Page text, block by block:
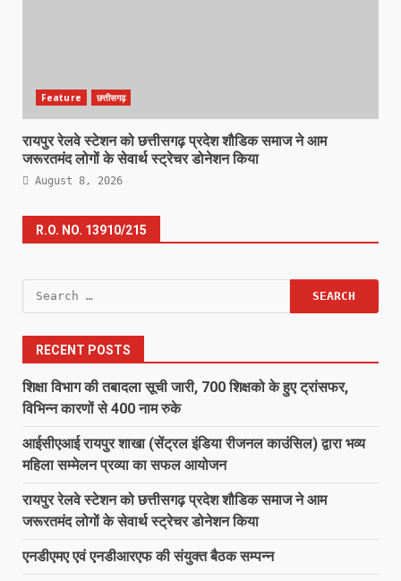
Feature छत्तीसगढ़
रायपुर रेलवे स्टेशन को छत्तीसगढ़ प्रदेश शौडिक समाज ने आम
जरूरतमंद लोगों के सेवार्थ स्ट्रेचर डोनेशन किया
August 8, 2026
R.O. NO. 13910/215
Search
for:
RECENT POSTS
शिक्षा विभाग की तबादला सूची जारी, 700 शिक्षको के हुए ट्रांसफर,
विभिन्न कारणों से 400 नाम रुके
आईसीएआई रायपुर शाखा (सेंट्रल इंडिया रीजनल काउंसिल) द्वारा भव्य
महिला सम्मेलन प्रव्या का सफल आयोजन
रायपुर रेलवे स्टेशन को छत्तीसगढ़ प्रदेश शौडिक समाज ने आम
जरूरतमंद लोगों के सेवार्थ स्ट्रेचर डोनेशन किया
एनडीएमए एवं एनडीआरएफ की संयुक्त बैठक सम्पन्न